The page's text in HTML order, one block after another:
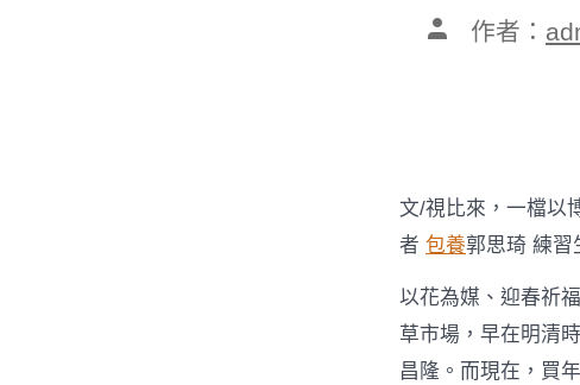
文
作者：
文/視比來，一檔以
者 包養郭思琦 練習
以花為媒、迎春祈
草市場，早在明清
昌隆。而現在，買